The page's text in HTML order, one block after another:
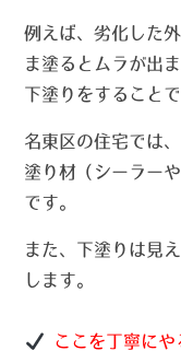
例えば、劣化した
ま塗るとムラが出ま
下塗りをすること
名東区の住宅では
塗り材（シーラー
です。
また、下塗りは見
します。
ここを丁寧にや